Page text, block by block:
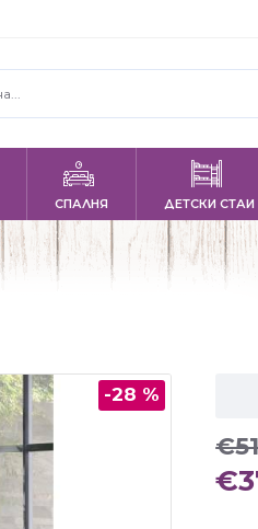
СПАЛНЯ ДЕТСКИ СТАИ
-28 %